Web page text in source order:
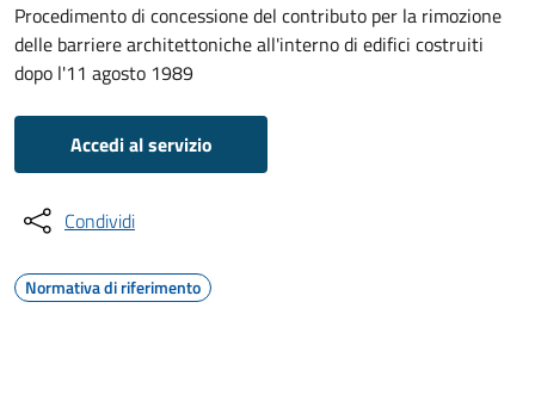
Procedimento di concessione del contributo per la rimozione
delle barriere architettoniche all'interno di edifici costruiti
dopo l'11 agosto 1989
Accedi al servizio
Condividi
Normativa di riferimento